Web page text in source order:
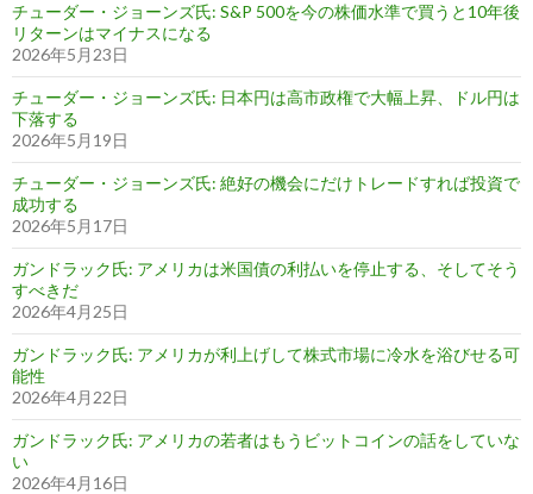
チューダー・ジョーンズ氏: S&P 500を今の株価水準で買うと10年後
リターンはマイナスになる
2026年5月23日
チューダー・ジョーンズ氏: 日本円は高市政権で大幅上昇、ドル円は
下落する
2026年5月19日
チューダー・ジョーンズ氏: 絶好の機会にだけトレードすれば投資で
成功する
2026年5月17日
ガンドラック氏: アメリカは米国債の利払いを停止する、そしてそう
すべきだ
2026年4月25日
ガンドラック氏: アメリカが利上げして株式市場に冷水を浴びせる可
能性
2026年4月22日
ガンドラック氏: アメリカの若者はもうビットコインの話をしていな
い
2026年4月16日